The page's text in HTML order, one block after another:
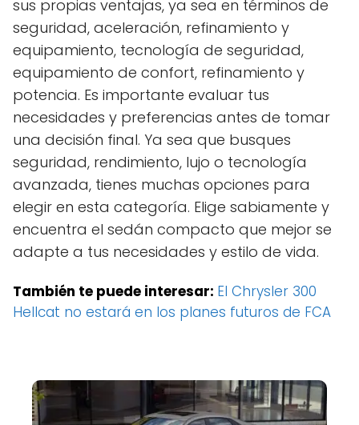
sus propias ventajas, ya sea en términos de
seguridad, aceleración, refinamiento y
equipamiento, tecnología de seguridad,
equipamiento de confort, refinamiento y
potencia. Es importante evaluar tus
necesidades y preferencias antes de tomar
una decisión final. Ya sea que busques
seguridad, rendimiento, lujo o tecnología
avanzada, tienes muchas opciones para
elegir en esta categoría. Elige sabiamente y
encuentra el sedán compacto que mejor se
adapte a tus necesidades y estilo de vida.
También te puede interesar: El Chrysler 300
Hellcat no estará en los planes futuros de FCA